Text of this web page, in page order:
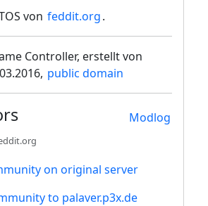
von feddit.org.
Controller, erstellt von
public domain
Modlog
on original server
to palaver.p3x.de